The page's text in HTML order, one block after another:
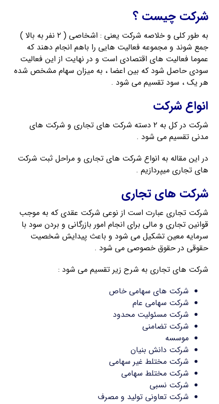
شرکت چیست ؟
به طور کلی و خلاصه شرکت یعنی : اشخاصی ( ۲ نفر به بالا )
جمع شوند و مجموعه فعالیت هایی را باهم انجام دهند که
عموما فعالیت های اقتصادی است و در نهایت از این فعالیت
سودی حاصل شود که بین اعضا ، به میزان سهام مشخص شده
هر یک ، سود تقسیم می شود .
انواع شرکت
شرکت در کل به ۲ دسته شرکت های تجاری و شرکت های
مدنی تقسیم می شود .
در این مقاله به انواع شرکت های تجاری و مراحل ثبت شرکت
های تجاری میپردازیم .
شرکت های تجاری
شرکت تجاری عبارت است از نوعی شرکت عقدی که به موجب
قوانین تجاری و مالی برای انجام امور بازرگانی و بردن سود با
سرمایه معین تشکیل می شود و باعث پیدایش شخصیت
حقوقی در حقوق خصوصی می شود .
شرکت های تجاری به شرح زیر تقسیم می شود :
شرکت های سهامی خاص
شرکت سهامی عام
شرکت مسئولیت محدود
شرکت تضامنی
موسسه
شرکت دانش بنیان
شرکت مختلط غیر سهامی
شرکت مختلط سهامی
شرکت نسبی
شرکت تعاونی تولید و مصرف